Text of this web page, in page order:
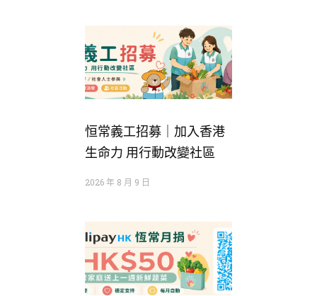
恒常義工招募｜加入香港
生命力 用行動改變社區
2026 年 8 月 9 日